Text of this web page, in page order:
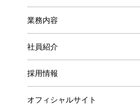
業務内容
社員紹介
採用情報
オフィシャルサイト